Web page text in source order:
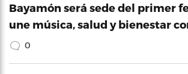
Bayamón será sede del primer
une música, salud y bienestar
0